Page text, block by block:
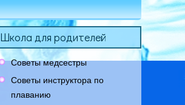
Школа для родителей
Советы медсестры
Советы инструктора по
плаванию